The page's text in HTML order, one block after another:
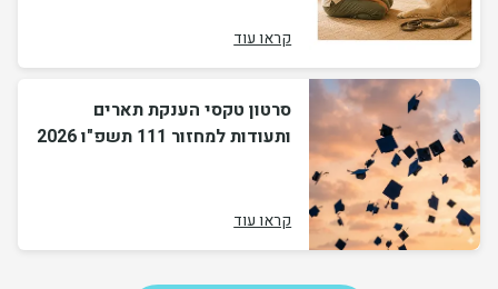
קראו עוד
סרטון טקסי הענקת תארים
ותעודות למחזור 111 תשפ"ו 2026
קראו עוד